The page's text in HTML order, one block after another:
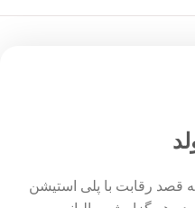
سوییچ که در سال 2017 به قصد رقابت با پلی استیشن